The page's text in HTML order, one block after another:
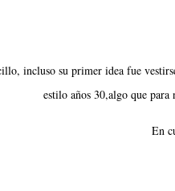
incluso su primer idea fue
estilo años 30,algo que para
En